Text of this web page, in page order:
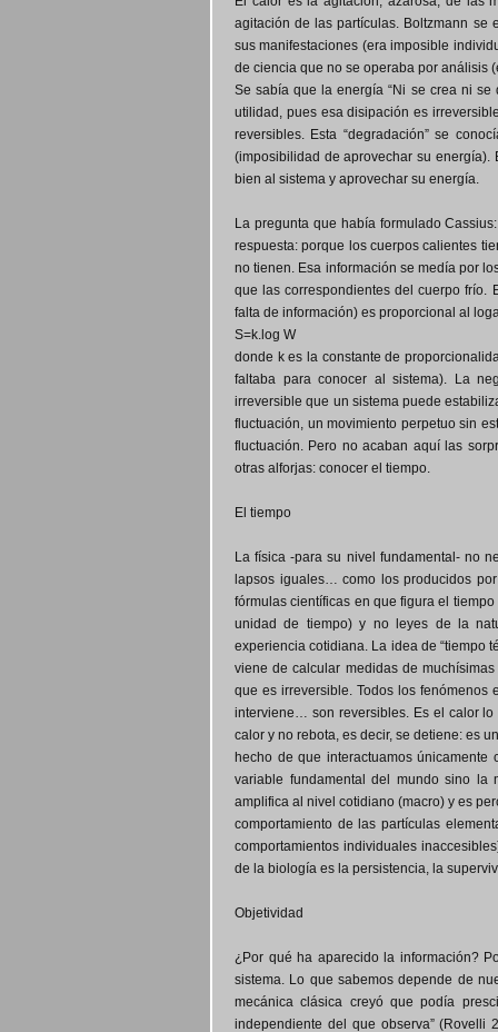
agitación de las partículas. Boltzmann se
sus manifestaciones (era imposible
de ciencia que no se operaba por análisis
Se sabía que la energía “Ni se crea ni se
utilidad, pues esa disipación es
reversibles. Esta “degradación” se
(imposibilidad de aprovechar su energía).
bien al sistema y aprovechar su energía.
La pregunta que había formulado
respuesta: porque los cuerpos calientes
no tienen. Esa información se medía por
que las correspondientes del cuerpo frío.
falta de información) es proporcional al
S=k.log W
donde k es la constante de
faltaba para conocer al sistema). La
irreversible que un sistema puede
fluctuación, un movimiento perpetuo sin
fluctuación. Pero no acaban aquí las
otras alforjas: conocer el tiempo.
El tiempo
La física -para su nivel fundamental- no
lapsos iguales… como los producidos
fórmulas científicas en que figura el
unidad de tiempo) y no leyes de la
experiencia cotidiana. La idea de “tiempo
viene de calcular medidas de
que es irreversible. Todos los
interviene… son reversibles. Es el calor
calor y no rebota, es decir, se detiene: es
hecho de que interactuamos
variable fundamental del mundo sino la
amplifica al nivel cotidiano (macro) y es
comportamiento de las partículas
comportamientos individuales
de la biología es la persistencia, la
Objetividad
¿Por qué ha aparecido la información?
sistema. Lo que sabemos depende de
mecánica clásica creyó que podía
independiente del que observa” (Rovelli